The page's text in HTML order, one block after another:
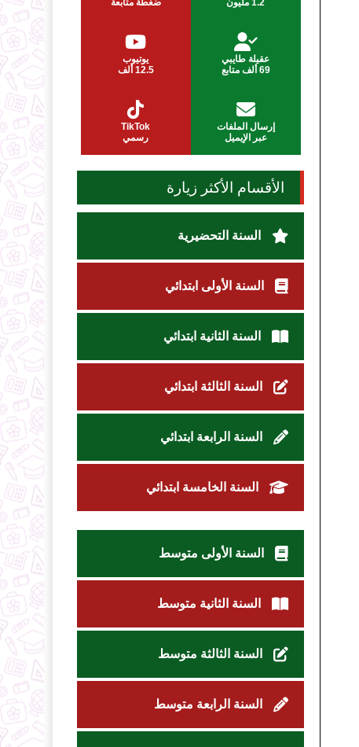
عقيلة طايبي
69 ألف متابع
يوتيوب
12.5 ألف
إرسال الملفات
عبر الإيميل
TikTok
رسمي
الأقسام الأكثر زيارة
السنة التحضيرية
السنة الأولى ابتدائي
السنة الثانية ابتدائي
السنة الثالثة ابتدائي
السنة الرابعة ابتدائي
السنة الخامسة ابتدائي
السنة الأولى متوسط
السنة الثانية متوسط
السنة الثالثة متوسط
السنة الرابعة متوسط